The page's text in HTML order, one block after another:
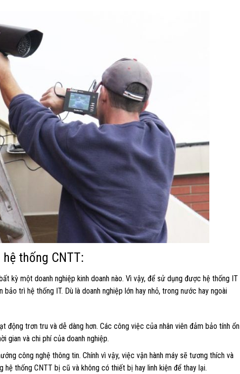
thống CNTT:
kỳ một doanh nghiệp kinh doanh nào. Vì vậy, để sử dụng được hệ thống IT
trì hệ thống IT. Dù là doanh nghiệp lớn hay nhỏ, trong nước hay ngoài
động trơn tru và dễ dàng hơn. Các công việc của nhân viên đảm bảo tính ổn
gian và chi phí của doanh nghiệp.
công nghệ thông tin. Chính vì vậy, việc vận hành máy sẽ tương thích và
hệ thống CNTT bị cũ và không có thiết bị hay linh kiện để thay lại.